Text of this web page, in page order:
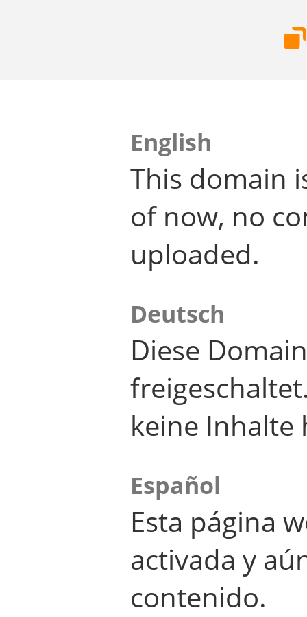
English
This domain
of now, no
uploaded.
Deutsch
Diese
keine Inhalte
Español
Esta página
activada y
contenido.